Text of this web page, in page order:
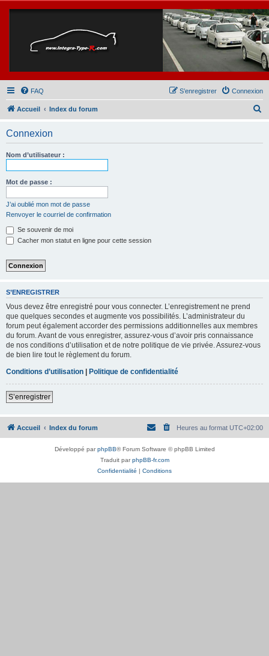
FAQ Connexion
S’enregistrer
Accueil Index du forum
Connexion
Nom d’utilisateur :
Mot de passe :
J’ai oublié mon mot de passe
Renvoyer le courriel de confirmation
Se souvenir de moi
Cacher mon statut en ligne pour cette session
S’ENREGISTRER
Vous devez être enregistré pour vous connecter. L’enregistrement ne prend
que quelques secondes et augmente vos possibilités. L’administrateur du
forum peut également accorder des permissions additionnelles aux membres
du forum. Avant de vous enregistrer, assurez-vous d’avoir pris connaissance
de nos conditions d’utilisation et de notre politique de vie privée. Assurez-vous
de bien lire tout le règlement du forum.
Conditions d’utilisation | Politique de confidentialité
S’enregistrer
Accueil Index du forum Heures au format UTC+02:00
Développé parphpBB® Forum Software © phpBB Limited
Traduit parphpBB-fr.com
Confidentialité | Conditions